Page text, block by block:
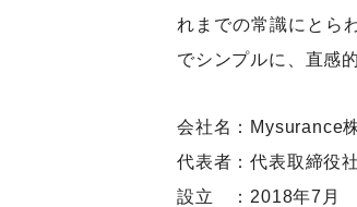
れまでの常識にとら
でシンプルに、直感
会社名：Mysurance
代表者：代表取締役
設立 ：2018年7月